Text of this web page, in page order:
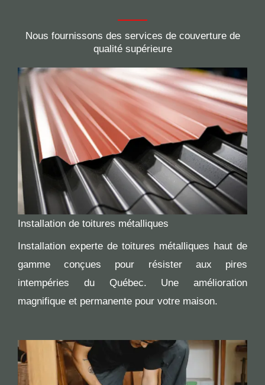
Nous fournissons des services de couverture de
qualité supérieure
Installation de toitures métalliques
Installation experte de toitures métalliques haut de
gamme conçues pour résister aux pires
intempéries du Québec. Une amélioration
magnifique et permanente pour votre maison.